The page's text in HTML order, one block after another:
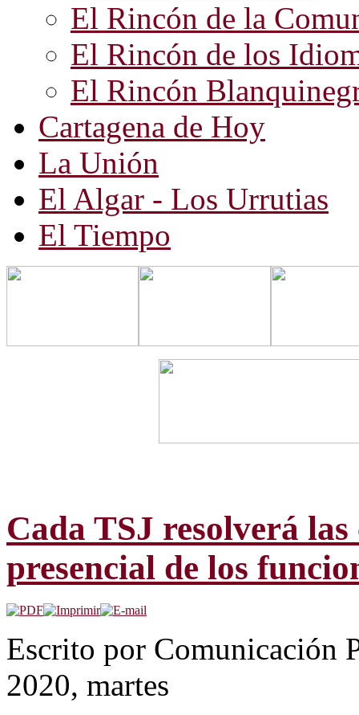
El Rincón de la
El Rincón de los
El Rincón
Cartagena de Hoy
La Unión
El Algar - Los Urrutias
El Tiempo
Cada TSJ resolverá
presencial de los
Escrito por Comunicación
2020, martes